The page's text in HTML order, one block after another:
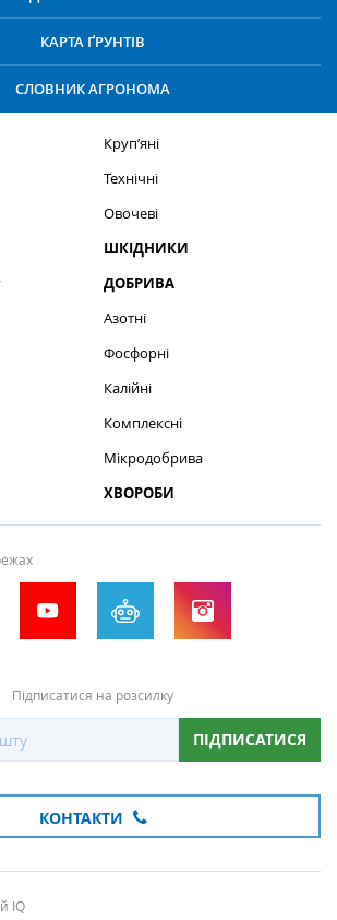
КАРТА ҐРУНТІВ
СЛОВНИК АГРОНОМА
Круп’яні
Технічні
Овочеві
ШКІДНИКИ
ДОБРИВА
Азотні
Фосфорні
Калійні
Комплексні
Мікродобрива
ХВОРОБИ
Підписатися на розсилку
ПІДПИСАТИСЯ
КОНТАКТИ
IQ